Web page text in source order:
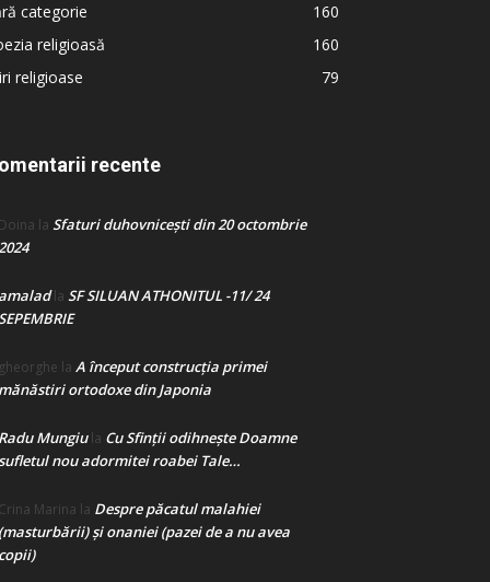
categorie
160
religioasă
160
religioase
79
recente
la Sfaturi duhovnicești din 20 octombrie
la SF SILUAN ATHONITUL -11/ 24
la A început construcţia primei
ortodoxe din Japonia
Mungiula Cu Sfinții odihnește Doamne
nou adormitei roabei Tale…
Marina la Despre păcatul malahiei
şi onaniei (pazei de a nu avea